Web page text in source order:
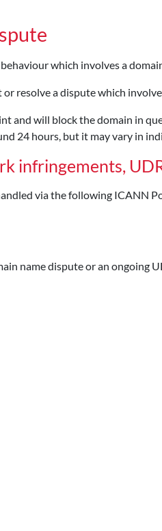
which involves a
resolve a dispute which
and will block the domain in
24 hours, but it may vary in
infringements,
via the following ICANN
name dispute or an ongoing